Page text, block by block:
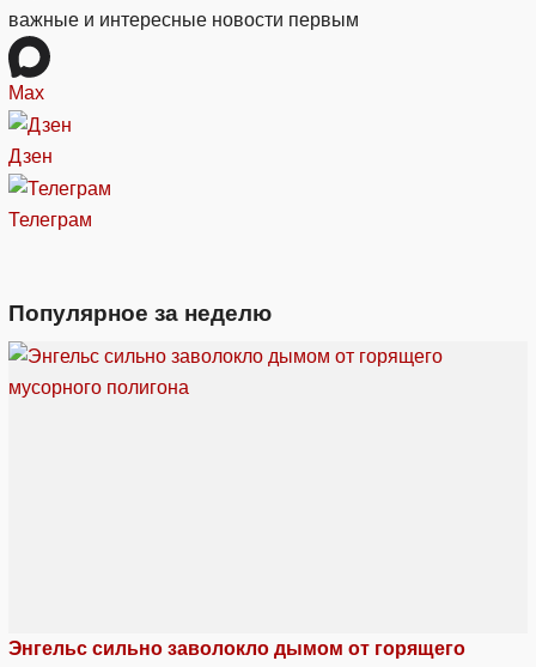
важные и интересные новости первым
Max
Дзен
Телеграм
Популярное за неделю
Энгельс сильно заволокло дымом от горящего